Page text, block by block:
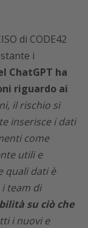
di CODE42
i
ChatGPT ha
riguardo ai
il rischio si
inserisce i dati
come
utili e
quali dati è
team di
su ciò che
i nuovi e